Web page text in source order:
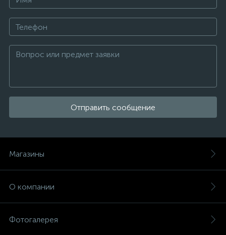
Отправить сообщение
Магазины
О компании
Фотогалерея